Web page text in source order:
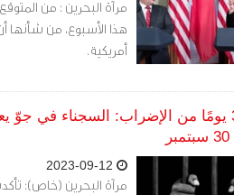
مرآة البحرين : من
هذا الأسبوع، من شأنها أن
أمريكية.
بعد 36 يومًا من الإضراب: السجناء